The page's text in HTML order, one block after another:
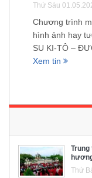
Thứ Sáu
Chương trình
hình ảnh hay
SU KI-TÔ –
Xem tin
Trung
Thứ